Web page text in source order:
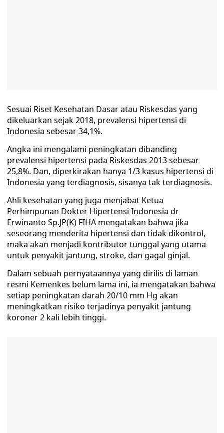
Sesuai Riset Kesehatan Dasar atau Riskesdas yang
dikeluarkan sejak 2018, prevalensi hipertensi di
Indonesia sebesar 34,1%.
Angka ini mengalami peningkatan dibanding
prevalensi hipertensi pada Riskesdas 2013 sebesar
25,8%. Dan, diperkirakan hanya 1/3 kasus hipertensi di
Indonesia yang terdiagnosis, sisanya tak terdiagnosis.
Ahli kesehatan yang juga menjabat Ketua
Perhimpunan Dokter Hipertensi Indonesia dr
Erwinanto Sp.JP(K) FIHA mengatakan bahwa jika
seseorang menderita hipertensi dan tidak dikontrol,
maka akan menjadi kontributor tunggal yang utama
untuk penyakit jantung, stroke, dan gagal ginjal.
Dalam sebuah pernyataannya yang dirilis di laman
resmi Kemenkes belum lama ini, ia mengatakan bahwa
setiap peningkatan darah 20/10 mm Hg akan
meningkatkan risiko terjadinya penyakit jantung
koroner 2 kali lebih tinggi.